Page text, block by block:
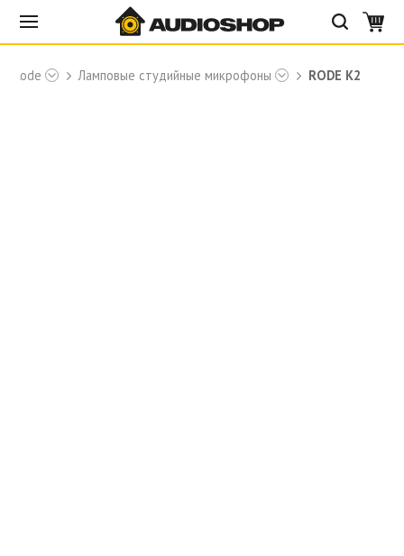
Rode Ламповые студийные микрофоны RODE K2